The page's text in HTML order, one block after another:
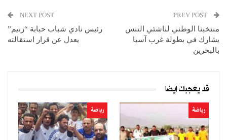
منتخبنا الوطني لناشئي التنس
يشارك في بطولة غرب آسيا
بالبحرين
NEXT POST
رئيس نادي شباب حبابة “زنيم”
يعدل عن قرار استقالته
قد يعجبك ايضا
رياضة رياضة